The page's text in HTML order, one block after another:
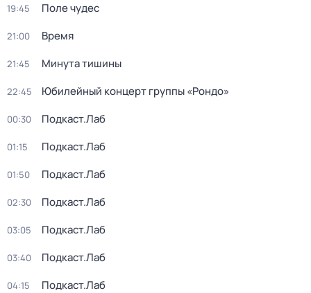
19:45 Поле чудес
21:00 Время
21:45 Минута тишины
22:45 Юбилейный концерт группы «Рондо»
00:30 Подкаст.Лаб
01:15 Подкаст.Лаб
01:50 Подкаст.Лаб
02:30 Подкаст.Лаб
03:05 Подкаст.Лаб
03:40 Подкаст.Лаб
04:15 Подкаст.Лаб